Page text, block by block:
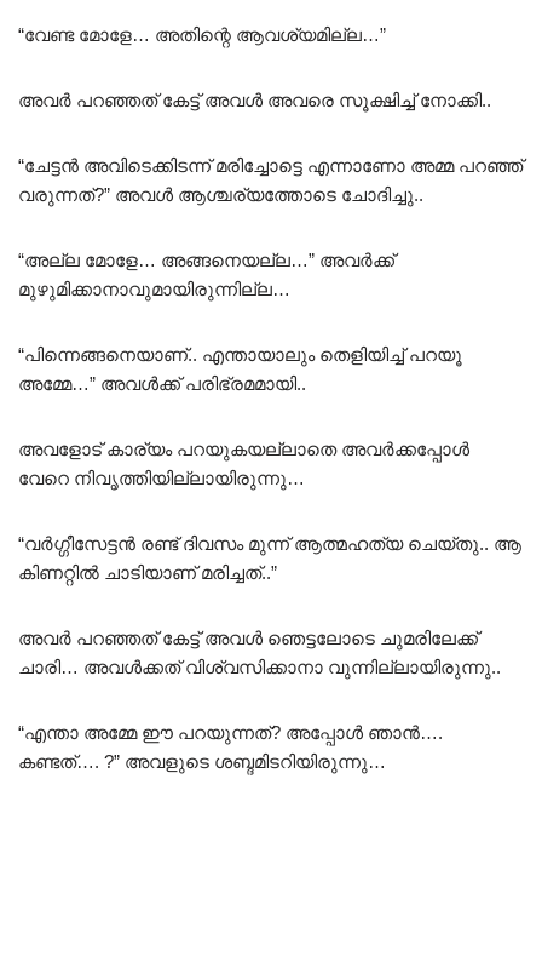
“വേണ്ട മോളേ… അതിന്റെ ആവശ്യമില്ല…”
അവർ പറഞ്ഞത് കേട്ട് അവൾ അവരെ സൂക്ഷിച്ച് നോക്കി..
“ചേട്ടൻ അവിടെക്കിടന്ന് മരിച്ചോട്ടെ എന്നാണോ അമ്മ പറഞ്ഞ്
വരുന്നത്?” അവൾ ആശ്ചര്യത്തോടെ ചോദിച്ചു..
“അല്ല മോളേ… അങ്ങനെയല്ല…” അവർക്ക്
മുഴുമിക്കാനാവുമായിരുന്നില്ല…
“പിന്നെങ്ങനെയാണ്.. എന്തായാലും തെളിയിച്ച് പറയൂ
അമ്മേ…” അവൾക്ക് പരിഭ്രമമായി..
അവളോട് കാര്യം പറയുകയല്ലാതെ അവർക്കപ്പോൾ
വേറെ നിവൃത്തിയില്ലായിരുന്നു…
“വർഗ്ഗീസേട്ടൻ രണ്ട് ദിവസം മുന്ന് ആത്മഹത്യ ചെയ്തു.. ആ
കിണറ്റിൽ ചാടിയാണ് മരിച്ചത്..”
അവർ പറഞ്ഞത് കേട്ട് അവൾ ഞെട്ടലോടെ ചുമരിലേക്ക്
ചാരി… അവൾക്കത് വിശ്വസിക്കാനാ വുന്നില്ലായിരുന്നു..
“എന്താ അമ്മേ ഈ പറയുന്നത്? അപ്പോൾ ഞാൻ….
കണ്ടത്…. ?” അവളുടെ ശബ്ദമിടറിയിരുന്നു…